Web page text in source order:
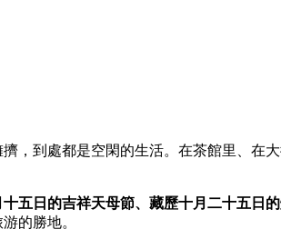
，到處都是空閑的生活。在茶館里、在
十五日的吉祥天母節、藏歷十月二十五日
的勝地。